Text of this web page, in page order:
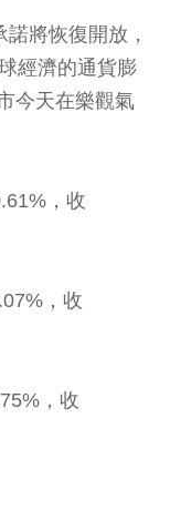
將恢復開放，
經濟的通貨膨
今天在樂觀氣
，收
，收
，收